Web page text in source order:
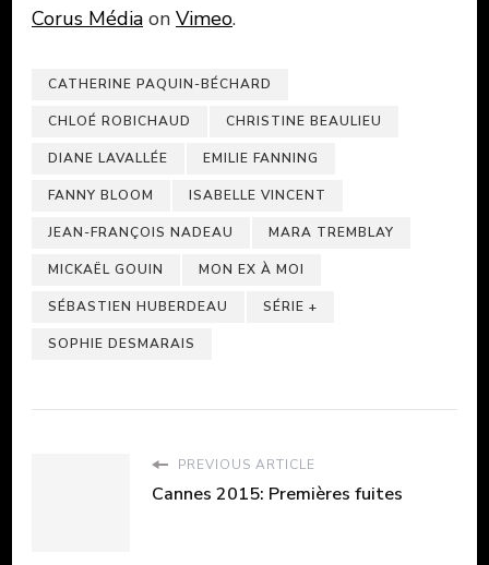
Corus Média on Vimeo.
CATHERINE PAQUIN-BÉCHARD
CHLOÉ ROBICHAUD CHRISTINE BEAULIEU
DIANE LAVALLÉE EMILIE FANNING
FANNY BLOOM ISABELLE VINCENT
JEAN-FRANÇOIS NADEAU MARA TREMBLAY
MICKAËL GOUIN MON EX À MOI
SÉBASTIEN HUBERDEAU SÉRIE +
SOPHIE DESMARAIS
PREVIOUS ARTICLE
Cannes 2015: Premières fuites